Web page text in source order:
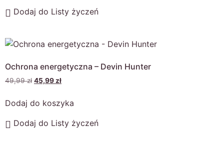
Dodaj do Listy życzeń
Ochrona energetyczna – Devin Hunter
49,99zł 45,99zł
Dodaj do koszyka
Dodaj do Listy życzeń